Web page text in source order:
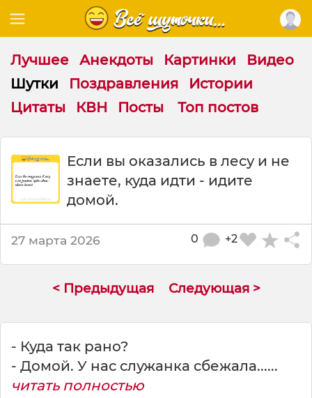
Лучшее Анекдоты Картинки
Видео
Шутки
Поздравления
Истории
Цитаты
КВН Посты Топ постов
:
ы
Если вы оказались в лесу и не
знаете, куда идти - идите
домой.
27 марта 2026 +2
0
< Предыдущая Следующая >
- Куда так рано?
- Домой. У нас служанка сбежала......
читать полностью